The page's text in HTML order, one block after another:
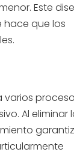
Este
que los
varios
Al eliminar